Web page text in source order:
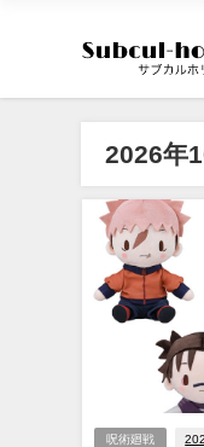
2026年
呪術廻戦